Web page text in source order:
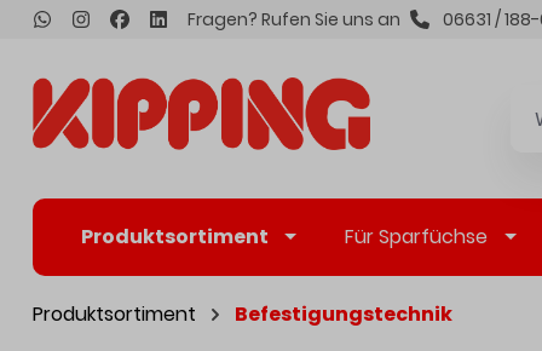
springen Fragen? Rufen Sie uns an 06631 /
Produktsortiment Für Sparfüchse
Produktsortiment Befestigungstechnik